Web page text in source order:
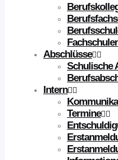
Abschlüsse
Schulische
Intern
Termine